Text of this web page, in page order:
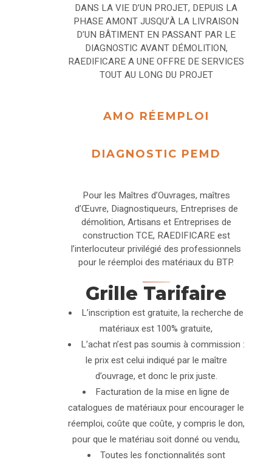
DANS LA VIE D’UN PROJET, DEPUIS LA
PHASE AMONT JUSQU’À LA LIVRAISON
D’UN BÂTIMENT EN PASSANT PAR LE
DIAGNOSTIC AVANT DÉMOLITION,
RAEDIFICARE A UNE OFFRE DE SERVICES
TOUT AU LONG DU PROJET
AMO RÉEMPLOI
DIAGNOSTIC PEMD
Pour les Maîtres d’Ouvrages, maîtres
d’Œuvre, Diagnostiqueurs, Entreprises de
démolition, Artisans et Entreprises de
construction TCE, RAEDIFICARE est
l’interlocuteur privilégié des professionnels
pour le réemploi des matériaux du BTP.
Grille Tarifaire
L’inscription est gratuite, la recherche de
matériaux est 100% gratuite,
L’achat n’est pas soumis à commission :
le prix est celui indiqué par le maître
d’ouvrage, et donc le prix juste.
Facturation de la mise en ligne de
catalogues de matériaux pour encourager le
réemploi, coûte que coûte, y compris le don,
pour que le matériau soit donné ou vendu,
Toutes les fonctionnalités sont